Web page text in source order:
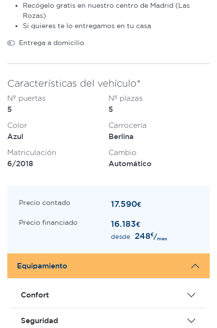
Recógelo gratis en nuestro centro de Madrid (Las
Rozas)
Si quieres te lo entregamos en tu casa
Entrega a domicilio
Características del vehículo*
Nº puertas
5
Nº plazas
5
Color
Azul
Carrocería
Berlina
Matriculación
6/2018
Cambio
Automático
Precio contado 17.590€
Precio financiado 16.183€
desde 248€/mes
Equipamiento
Confort
Seguridad